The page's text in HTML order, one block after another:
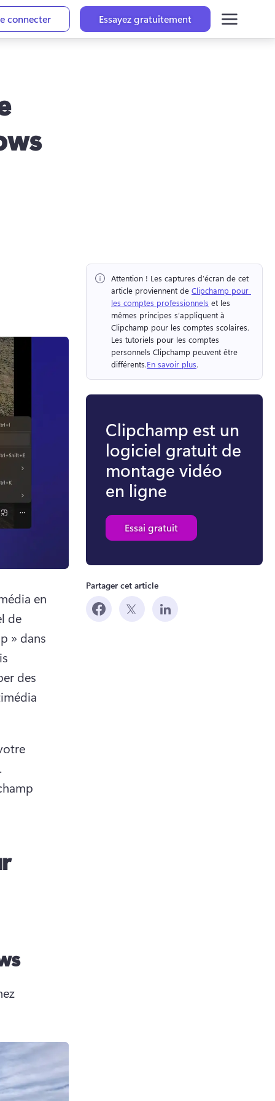
connecter Essayez gratuitement
en
de
» dans
des
Attention ! Les captures d’écran de cet
article proviennent de Clipchamp pour
les comptes professionnels et les
mêmes principes s’appliquent à
Les tutoriels pour les comptes
personnels Clipchamp peuvent être
différents.En savoir plus.
Clipchamp est un
logiciel gratuit de
montage vidéo
en ligne
Essai gratuit
Partager cet article